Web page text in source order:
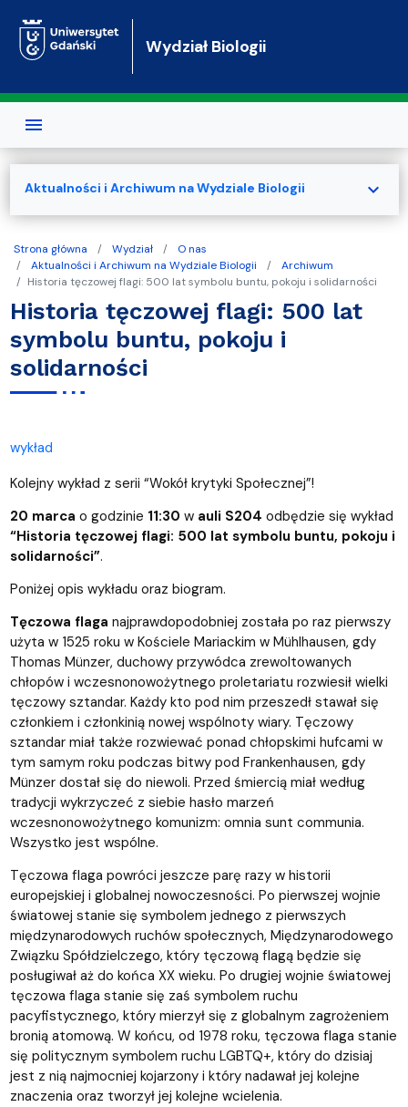
Wydział Biologii
Strona główna Wydział
O nas
Aktualności i Archiwum na Wydziale Biologii
Archiwum
Historia tęczowej flagi: 500 lat symbolu buntu, pokoju i solidarności
Historia tęczowej flagi: 500 lat
symbolu buntu, pokoju i
solidarności
wykład
Kolejny wykład z serii “Wokół krytyki Społecznej”!
20 marca o godzinie 11:30 w auli S204 odbędzie się wykład
“Historia tęczowej flagi: 500 lat symbolu buntu, pokoju i
solidarności”.
Poniżej opis wykładu oraz biogram.
Tęczowa flaga najprawdopodobniej została po raz pierwszy
użyta w 1525 roku w Kościele Mariackim w Mühlhausen, gdy
Thomas Münzer, duchowy przywódca zrewoltowanych
chłopów i wczesnonowożytnego proletariatu rozwiesił wielki
tęczowy sztandar. Każdy kto pod nim przeszedł stawał się
członkiem i członkinią nowej wspólnoty wiary. Tęczowy
sztandar miał także rozwiewać ponad chłopskimi hufcami w
tym samym roku podczas bitwy pod Frankenhausen, gdy
Münzer dostał się do niewoli. Przed śmiercią miał według
tradycji wykrzyczeć z siebie hasło marzeń
wczesnonowożytnego komunizm: omnia sunt communia.
Wszystko jest wspólne.
Tęczowa flaga powróci jeszcze parę razy w historii
europejskiej i globalnej nowoczesności. Po pierwszej wojnie
światowej stanie się symbolem jednego z pierwszych
międzynarodowych ruchów społecznych, Międzynarodowego
Związku Spółdzielczego, który tęczową flagą będzie się
posługiwał aż do końca XX wieku. Po drugiej wojnie światowej
tęczowa flaga stanie się zaś symbolem ruchu
pacyfistycznego, który mierzył się z globalnym zagrożeniem
bronią atomową. W końcu, od 1978 roku, tęczowa flaga stanie
się politycznym symbolem ruchu LGBTQ+, który do dzisiaj
jest z nią najmocniej kojarzony i który nadawał jej kolejne
znaczenia oraz tworzył jej kolejne wcielenia.
Aktualności i Archiwum na Wydziale Biologii expand_more